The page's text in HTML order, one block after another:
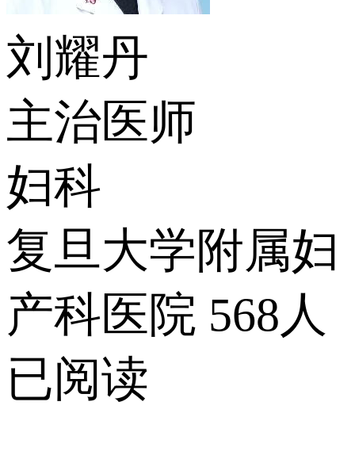
刘耀丹
主治医师
妇科
复旦大学附属妇
产科医院 568人
已阅读